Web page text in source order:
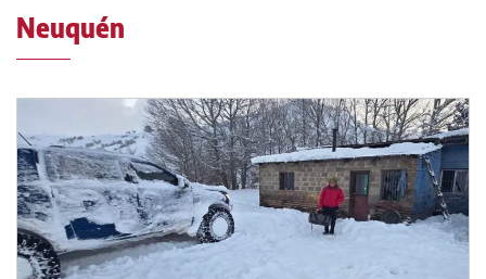
Neuquén